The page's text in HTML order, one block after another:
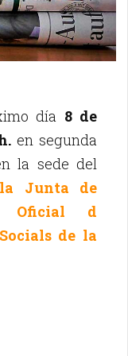
día 8 de
en segunda
la sede del
Junta de
Oficial d
de la